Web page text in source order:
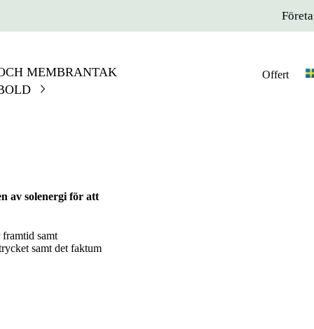
MEMBRANTAK
Offert
av solenergi för att
samt
samt det faktum